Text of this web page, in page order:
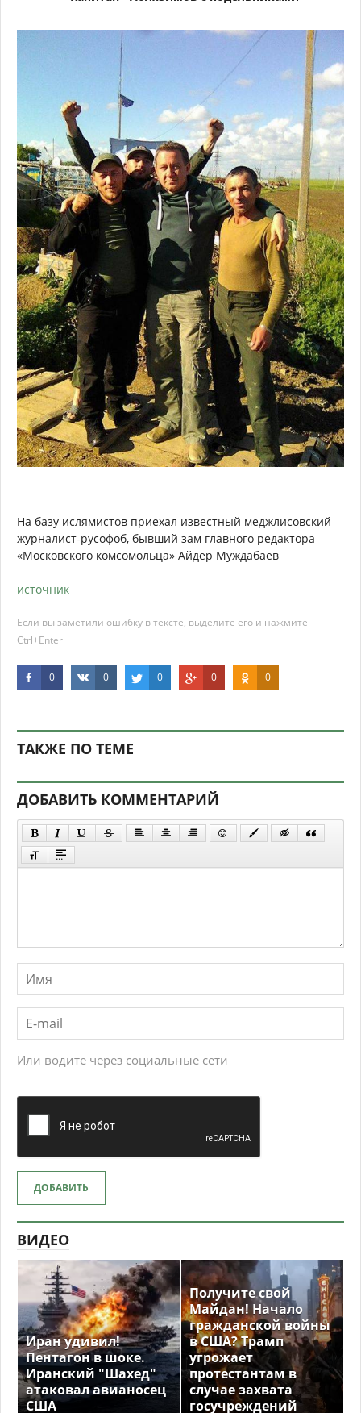
На базу ислямистов приехал известный меджлисовский
журналист-русофоб, бывший зам главного редактора
«Московского комсомольца» Айдер Муждабаев
источник
Если вы заметили ошибку в тексте, выделите его и нажмите
Ctrl+Enter
0 0 0 0 0
ТАКЖЕ ПО ТЕМЕ
ДОБАВИТЬ КОММЕНТАРИЙ
Или водите через социальные сети
ДОБАВИТЬ
ВИДЕО
Иран удивил!
Пентагон в шоке.
Иранский "Шахед"
атаковал авианосец
США
Получите свой
Майдан! Начало
гражданской войны
в США? Трамп
угрожает
протестантам в
случае захвата
госучреждений